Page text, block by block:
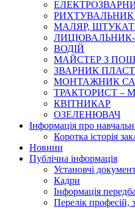
РИХТУВАЛЬНИК
МАЛЯР,
ВОДІЙ
МАЙСТЕР З
ЗВАРНИК
МОНТАЖНИК
ТРАКТОРИСТ –
КВІТНИКАР
ОЗЕЛЕНЮВАЧ
Інформація про
Коротка історія
Новини
Публічна інформація
Установчі
Кадри
Інформація
Перелік професій,